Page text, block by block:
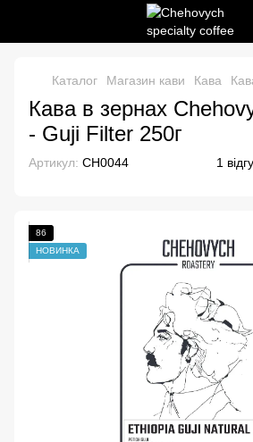
Каталог Магазин кави Кава
Кава в зернах
- Guji Filter 250г
Артикул: CH0044 1
86
НОВИНКА